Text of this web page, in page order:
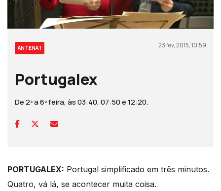
ANTENA 1 23 fev, 2015, 10:59
Portugalex
De 2ª a 6ª feira, às 03:40, 07:50 e 12:20.
PORTUGALEX: Portugal simplificado em três minutos.
Quatro, vá lá, se acontecer muita coisa.